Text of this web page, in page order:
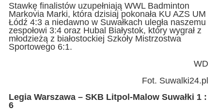
Stawkę finalistów uzupełniają WWL Badminton
Markovia Marki, która dzisiaj pokonała KU AZS UM
Łódź 4:3 a niedawno w Suwałkach uległa naszemu
zespołowi 3:4 oraz Hubal Białystok, który wygrał z
młodzieżą z białostockiej Szkoły Mistrzostwa
Sportowego 6:1.
WD
Fot. Suwalki24.pl
Legia Warszawa – SKB Litpol-Malow Suwałki 1 :
6